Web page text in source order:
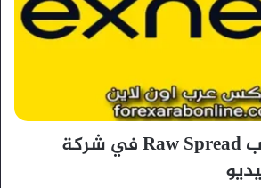
كيفية فتح حساب Raw Spread في شركة